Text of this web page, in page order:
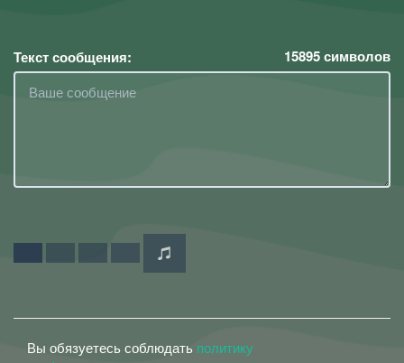
Текст сообщения: 15895символов
Вы обязуетесь соблюдать политику